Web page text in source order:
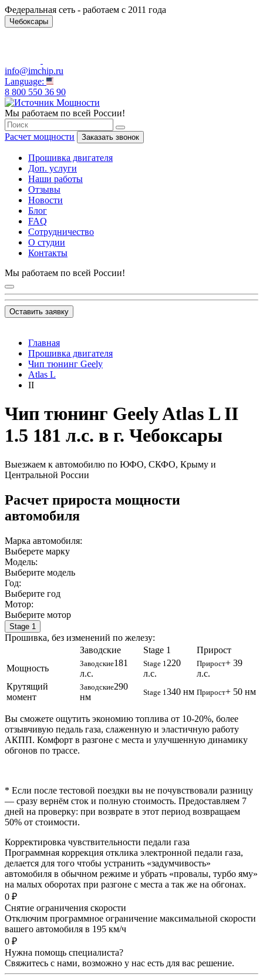
Федеральная сеть - работаем с 2011 года
Чебоксары
info@imchip.ru
Language:
8 800 550 36 90
Мы работаем по всей России!
Расчет мощности Заказать звонок
Прошивка двигателя
Доп. услуги
Наши работы
Отзывы
Новости
Блог
FAQ
Сотрудничество
О студии
Контакты
Мы работаем по всей России!
Оставить заявку
Главная
Прошивка двигателя
Чип тюнинг Geely
Atlas L
II
Чип тюнинг Geely Atlas L II
1.5 181 л.с. в г. Чебоксары
Выезжаем к автомобилю по ЮФО, СКФО, Крыму и
Центральной России
Расчет прироста мощности
автомобиля
Марка автомобиля:
Выберете марку
Модель:
Выберите модель
Год:
Выберите год
Мотор:
Выберите мотор
Stage 1
Прошивка, без изменений по железу:
Заводские
Stage 1
Прирост
Мощность
Заводские181
л.с.
Stage 1 220
л.с.
Прирост+ 39
л.с.
Крутящий
момент
Заводские290
нм
Stage 1 340 нм Прирост+ 50 нм
Вы сможете ощутить экономию топлива от 10-20%, более
отзывчивую педаль газа, слаженную и эластичную работу
АКПП. Комфорт в разгоне с места и улучшенную динамику
обгонов по трассе.
* Если после тестовой поездки вы не почувствовали разницу
— сразу вернём сток и полную стоимость. Предоставляем 7
дней на проверку: при возврате в этот период возвращаем
50% от стоимости.
Корректировка чувствительности педали газа
Программная коррекция отклика электронной педали газа,
делается для того чтобы устранить «задумчивость»
автомобиля в обычном режиме и убрать «провалы, турбо яму»
на малых оборотах при разгоне с места а так же на обгонах.
0 ₽
Снятие ограничения скорости
Отключим программное ограничение максимальной скорости
вашего автомобиля в 195 км/ч
0 ₽
Нужна помощь специалиста?
Свяжитесь с нами, возможно у нас есть для вас решение.